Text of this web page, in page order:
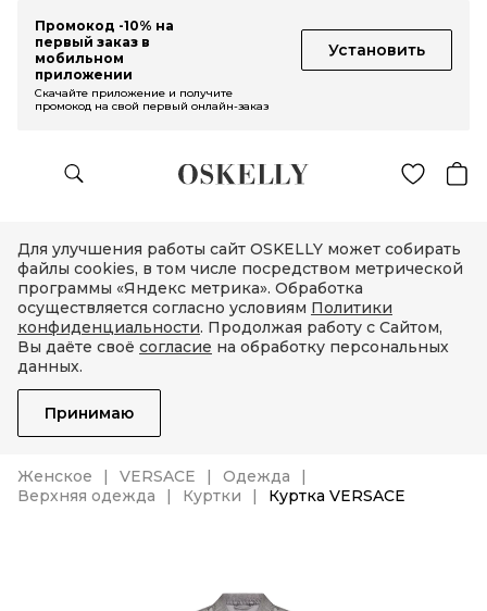
Промокод -10% на
первый заказ в
мобильном
приложении
Установить
Скачайте приложение и получите
промокод на свой первый онлайн-заказ
Для улучшения работы сайт OSKELLY может собирать
файлы cookies, в том числе посредством метрической
программы «Яндекс метрика». Обработка
осуществляется согласно условиям Политики
конфиденциальности. Продолжая работу с Сайтом,
Вы даёте своё согласие на обработку персональных
данных.
Принимаю
Женское VERSACE
Одежда
Верхняя одежда
Куртки Куртка VERSACE